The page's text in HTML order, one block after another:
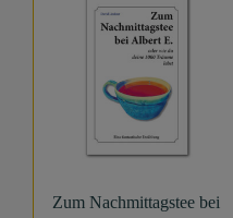
Zum Nachmittagstee bei